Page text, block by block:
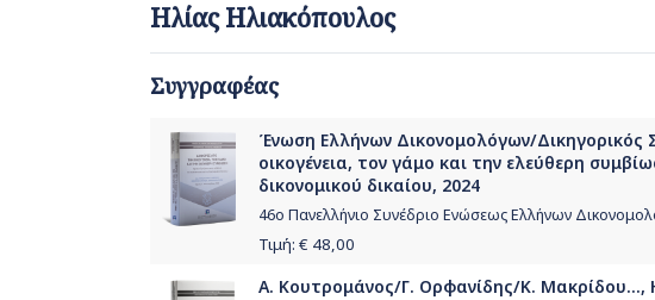
Ηλίας Ηλιακόπουλος
Συγγραφέας
Ένωση Ελλήνων Δικονομολόγων/
οικογένεια, τον γάμο και την ελεύθερη
δικονομικού δικαίου, 2024
46ο Πανελλήνιο Συνέδριο Ενώσεως Ελλήνων
Τιμή: € 48,00
Α. Κουτρομάνος/Γ. Ορφανίδης/Κ. Μακρίδου...,